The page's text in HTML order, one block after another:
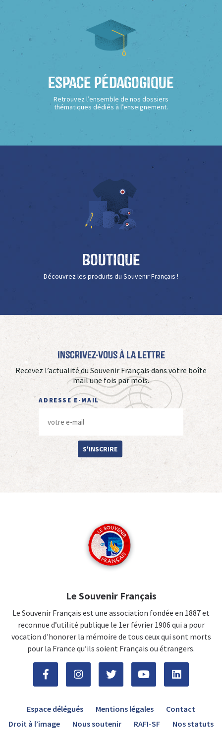
Espace Pédagogique
Retrouvez l’ensemble de nos dossiers
thématiques dédiés à l’enseignement.
Boutique
Découvrez les produits du Souvenir Français !
Inscrivez-vous à La Lettre
Recevez l’actualité du Souvenir Français dans votre boîte
mail une fois par mois.
ADRESSE E-MAIL
S'INSCRIRE
Le Souvenir Français
Le Souvenir Français est une association fondée en 1887 et
reconnue d’utilité publique le 1er février 1906 qui a pour
vocation d'honorer la mémoire de tous ceux qui sont morts
pour la France qu’ils soient Français ou étrangers.
Espace délégués Mentions légales
Contact
Droit à l’image
Nous soutenir RAFI-SF Nos statuts